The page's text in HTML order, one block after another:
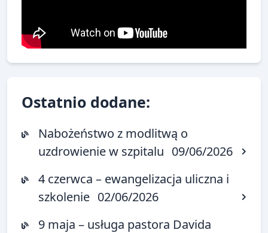
Ostatnio dodane:
Nabożeństwo z modlitwą o
uzdrowienie w szpitalu 09/06/2026
4 czerwca – ewangelizacja uliczna i
szkolenie 02/06/2026
9 maja – usługa pastora Davida